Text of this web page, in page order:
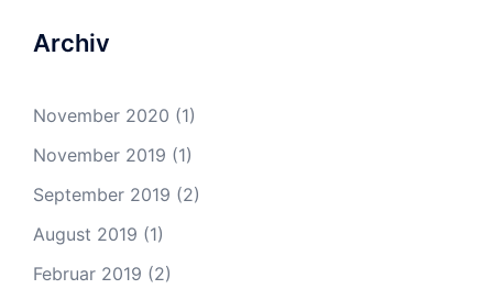
Archiv
November 2020 (1)
November 2019 (1)
September 2019 (2)
August 2019 (1)
Februar 2019 (2)